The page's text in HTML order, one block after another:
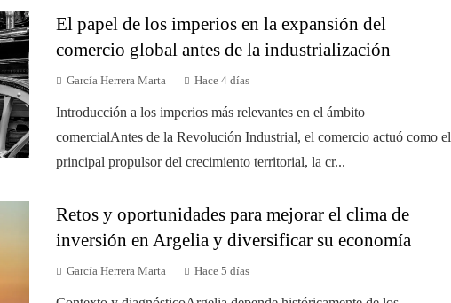
El papel de los imperios en la expansión del
comercio global antes de la industrialización
García Herrera Marta Hace 4 días
Introducción a los imperios más relevantes en el ámbito
comercialAntes de la Revolución Industrial, el comercio actuó como el
principal propulsor del crecimiento territorial, la cr...
Retos y oportunidades para mejorar el clima de
inversión en Argelia y diversificar su economía
García Herrera Marta Hace 5 días